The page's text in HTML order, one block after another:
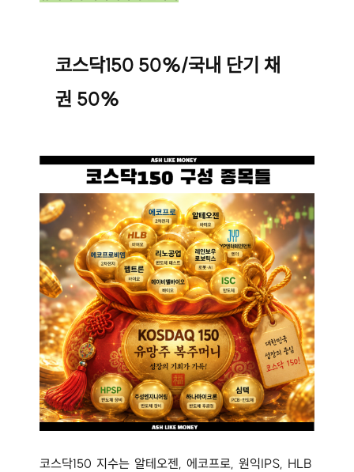
코스닥150 50%/국내 단기 채
권 50%
코스닥150 지수는 알테오젠, 에코프로, 원익IPS, HLB